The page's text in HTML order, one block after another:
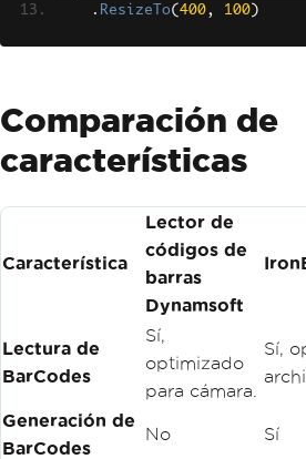
. ResizeTo( 400, 100 )
Comparación de
características
Característica
Lector de
códigos de
barras
Dynamsoft
Lectura de
BarCodes
Sí,
optimizado
para cámara.
Sí,
Generación de
BarCodes
No Sí